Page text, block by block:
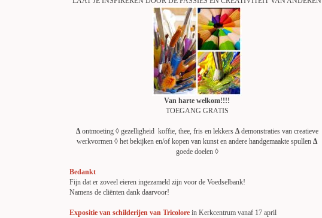
Van harte welkom!!!!
TOEGANG GRATIS
∆ontmoeting ◊gezelligheid koffie, thee, fris en lekkers ∆demonstraties van creatieve
werkvormen ◊ het bekijken en/of kopen van kunst en andere handgemaakte spullen ∆
goede doelen ◊
Bedankt
Fijn dat er zoveel eieren ingezameld zijn voor de Voedselbank!
Namens de cliënten dank daarvoor!
Expositie van schilderijen van Tricolore in Kerkcentrum vanaf 17 april